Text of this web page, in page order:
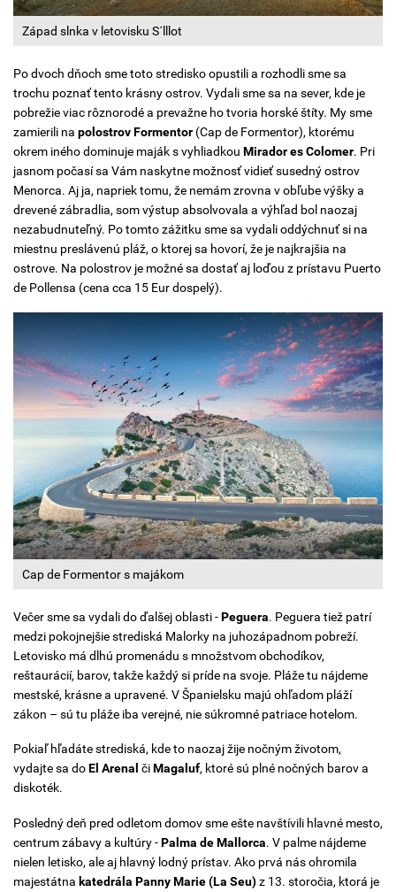
Západ slnka v letovisku S´lllot
Po dvoch dňoch sme toto stredisko opustili a rozhodli sme sa
trochu poznať tento krásny ostrov. Vydali sme sa na sever, kde je
pobrežie viac rôznorodé a prevažne ho tvoria horské štíty. My sme
zamierili na polostrov Formentor (Cap de Formentor), ktorému
okrem iného dominuje maják s vyhliadkou Mirador es Colomer. Pri
jasnom počasí sa Vám naskytne možnosť vidieť susedný ostrov
Menorca. Aj ja, napriek tomu, že nemám zrovna v obľube výšky a
drevené zábradlia, som výstup absolvovala a výhľad bol naozaj
nezabudnuteľný. Po tomto zážitku sme sa vydali oddýchnuť si na
miestnu preslávenú pláž, o ktorej sa hovorí, že je najkrajšia na
ostrove. Na polostrov je možné sa dostať aj loďou z prístavu Puerto
de Pollensa (cena cca 15 Eur dospelý).
Cap de Formentor s majákom
Večer sme sa vydali do ďalšej oblasti -Peguera. Peguera tiež patrí
medzi pokojnejšie strediská Malorky na juhozápadnom pobreží.
Letovisko má dlhú promenádu s množstvom obchodíkov,
reštaurácií, barov, takže každý si príde na svoje. Pláže tu nájdeme
mestské, krásne a upravené. V Španielsku majú ohľadom pláží
zákon – sú tu pláže iba verejné, nie súkromné patriace hotelom.
Pokiaľ hľadáte strediská, kde to naozaj žije nočným životom,
vydajte sa doEl Arenal čiMagaluf, ktoré sú plné nočných barov a
diskoték.
Posledný deň pred odletom domov sme ešte navštívili hlavné mesto,
centrum zábavy a kultúry -Palma de Mallorca. V palme nájdeme
nielen letisko, ale aj hlavný lodný prístav. Ako prvá nás ohromila
majestátna katedrála Panny Marie (La Seu)z 13. storočia, ktorá je